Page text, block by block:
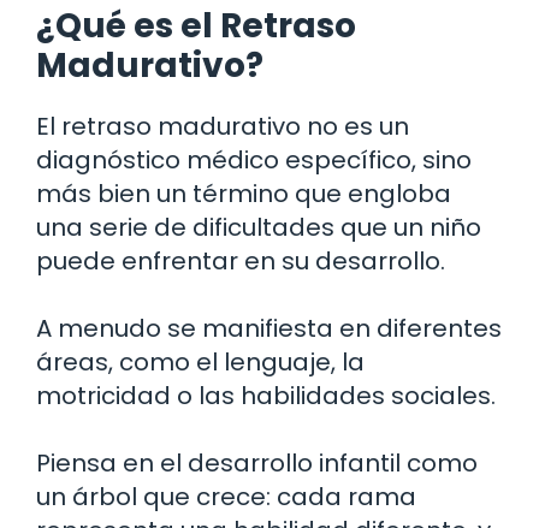
¿Qué es el Retraso
Madurativo?
El retraso madurativo no es un
diagnóstico médico específico, sino
más bien un término que engloba
una serie de dificultades que un niño
puede enfrentar en su desarrollo.
A menudo se manifiesta en diferentes
áreas, como el lenguaje, la
motricidad o las habilidades sociales.
Piensa en el desarrollo infantil como
un árbol que crece: cada rama